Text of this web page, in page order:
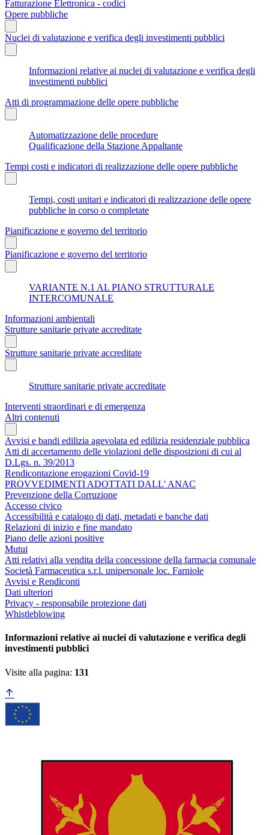
Fatturazione Elettronica - codici
Opere pubbliche
Nuclei di valutazione e verifica degli investimenti pubblici
Informazioni relative ai nuclei di valutazione e verifica degli
investimenti pubblici
Atti di programmazione delle opere pubbliche
Automatizzazione delle procedure
Qualificazione della Stazione Appaltante
Tempi costi e indicatori di realizzazione delle opere pubbliche
Tempi, costi unitari e indicatori di realizzazione delle opere
pubbliche in corso o completate
Pianificazione e governo del territorio
Pianificazione e governo del territorio
VARIANTE N.1 AL PIANO STRUTTURALE
INTERCOMUNALE
Informazioni ambientali
Strutture sanitarie private accreditate
Strutture sanitarie private accreditate
Strutture sanitarie private accreditate
Interventi straordinari e di emergenza
Altri contenuti
Avvisi e bandi edilizia agevolata ed edilizia residenziale pubblica
Atti di accertamento delle violazioni delle disposizioni di cui al
D.Lgs. n. 39/2013
Rendicontazione erogazioni Covid-19
PROVVEDIMENTI ADOTTATI DALL' ANAC
Prevenzione della Corruzione
Accesso civico
Accessibilità e catalogo di dati, metadati e banche dati
Relazioni di inizio e fine mandato
Piano delle azioni positive
Mutui
Atti relativi alla vendita della concessione della farmacia comunale
Società Farmaceutica s.r.l. unipersonale loc. Farniole
Avvisi e Rendiconti
Dati ulteriori
Privacy - responsabile protezione dati
Whistleblowing
Informazioni relative ai nuclei di valutazione e verifica degli
investimenti pubblici
Visite alla pagina: 131